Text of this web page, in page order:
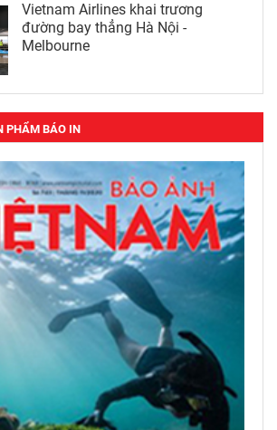
Vietnam Airlines khai trương
đường bay thẳng Hà Nội -
Melbourne
PHẨM BÁO IN